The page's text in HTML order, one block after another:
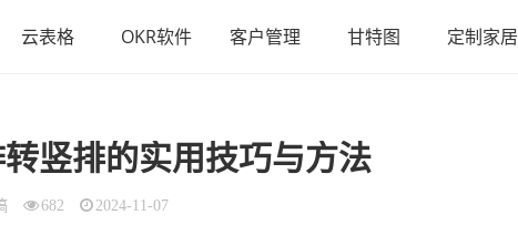
云表格 OKR软件 客户管理 甘特图 定制家居
竖排的实用技巧与方法
682 2024-11-07